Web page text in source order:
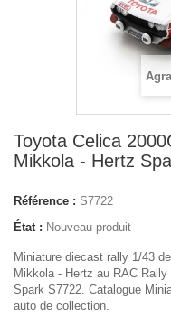
Toyota Celica
Mikkola - Hertz
Référence : S7722
État : Nouveau produit
Miniature diecast rally 1/43
Mikkola - Hertz au RAC
Spark S7722. Catalogue
auto de collection.